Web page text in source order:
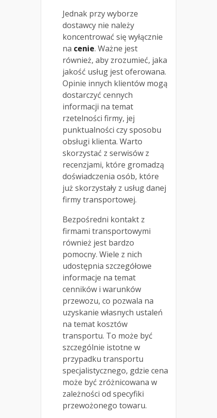
Jednak przy wyborze
dostawcy nie należy
koncentrować się wyłącznie
na cenie. Ważne jest
również, aby zrozumieć, jaka
jakość usług jest oferowana.
Opinie innych klientów mogą
dostarczyć cennych
informacji na temat
rzetelności firmy, jej
punktualności czy sposobu
obsługi klienta. Warto
skorzystać z serwisów z
recenzjami, które gromadzą
doświadczenia osób, które
już skorzystały z usług danej
firmy transportowej.
Bezpośredni kontakt z
firmami transportowymi
również jest bardzo
pomocny. Wiele z nich
udostępnia szczegółowe
informacje na temat
cenników i warunków
przewozu, co pozwala na
uzyskanie własnych ustaleń
na temat kosztów
transportu. To może być
szczególnie istotne w
przypadku transportu
specjalistycznego, gdzie cena
może być zróżnicowana w
zależności od specyfiki
przewożonego towaru.